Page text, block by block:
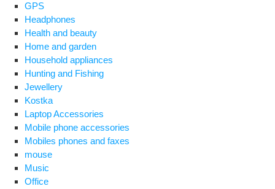
GPS
Headphones
Health and beauty
Home and garden
Household appliances
Hunting and Fishing
Jewellery
Kostka
Laptop Accessories
Mobile phone accessories
Mobiles phones and faxes
mouse
Music
Office